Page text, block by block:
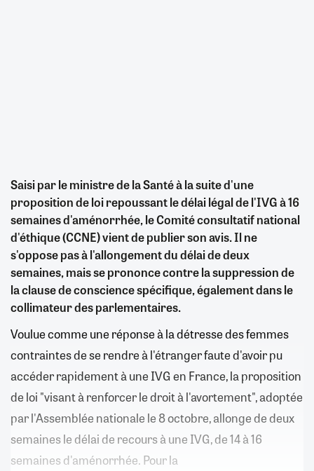
Saisi par le ministre de la Santé à la suite d'une
proposition de loi repoussant le délai légal de l'IVG à 16
semaines d'aménorrhée, le Comité consultatif national
d'éthique (CCNE) vient de publier son avis. Il ne
s'oppose pas à l'allongement du délai de deux
semaines, mais se prononce contre la suppression de
la clause de conscience spécifique, également dans le
collimateur des parlementaires.
Voulue comme une réponse à la détresse des femmes
contraintes de se rendre à l'étranger faute d'avoir pu
accéder rapidement à une IVG en France, la proposition
de loi "visant à renforcer le droit à l'avortement", adoptée
par l'Assemblée nationale le 8 octobre, allonge de deux
semaines le délai de recours à une IVG, de 14 à 16
semaines d'aménorrhée. Pour la